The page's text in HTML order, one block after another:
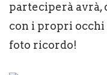
parteciperà avrà,
con i propri occhi
foto ricordo!